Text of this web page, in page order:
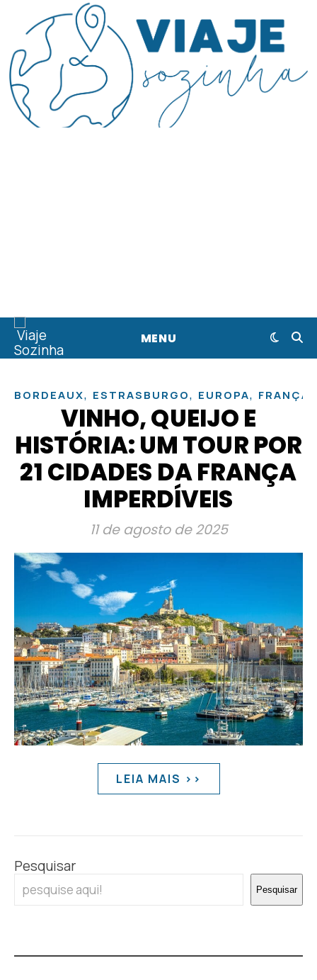
MENU
BORDEAUX, ESTRASBURGO, EUROPA, FRANÇA
VINHO, QUEIJO E
HISTÓRIA: UM TOUR POR
21 CIDADES DA FRANÇA
IMPERDÍVEIS
11 de agosto de 2025
LEIA MAIS >>
Pesquisar
Pesquisar